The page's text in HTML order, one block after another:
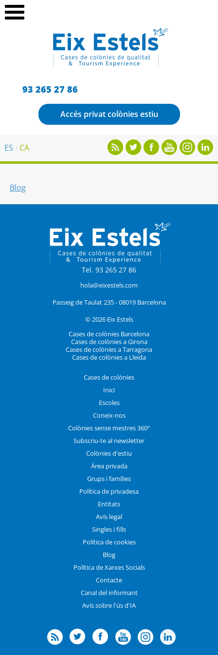
93 265 27 86
Accés privat colònies estiu
ES CA
Blog
Tel. 93 265 27 86
hola@eixestels.com
Passeig de Taulat 235 - 08019 Barcelona
© 2026 Eix Estels
Cases de colònies Barcelona
Cases de colònies a Girona
Cases de colònies a Tarragona
Cases de colònies a Lleida
Cases de colònies
Inici
Escoles
Coneix-nos
Colònies sense mestres 360º
Subscriu-te al newsletter
Colònies d'estiu
Àrea privada
Grups i famílies
Política de privadesa
Entitats
Avís legal
Singles i fills
Política de cookies
Blog
Política de Xarxes Socials
Contacte
Canal del informant
Avís sobre l'ús d'IA